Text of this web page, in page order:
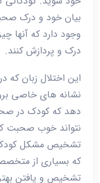
بیان خود و درک
وجود دارد که آنها
درک و پردازش کنند.
این اختلال زبان که
نشانه های خاصی
دهد که کودک در
نتواند خوب صحبت
تشخیص مشکل
که بسیاری از
تشخیص و یافتن